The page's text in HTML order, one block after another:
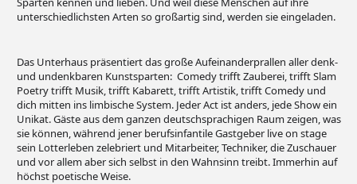
unterschiedlichsten Arten so großartig sind, werden sie eingeladen.
Das Unterhaus präsentiert das große Aufeinanderprallen aller denk-
und undenkbaren Kunstsparten: Comedy trifft Zauberei, trifft Slam
Poetry trifft Musik, trifft Kabarett, trifft Artistik, trifft Comedy und
dich mitten ins limbische System. Jeder Act ist anders, jede Show ein
Unikat. Gäste aus dem ganzen deutschsprachigen Raum zeigen, was
sie können, während jener berufsinfantile Gastgeber live on stage
sein Lotterleben zelebriert und Mitarbeiter, Techniker, die Zuschauer
und vor allem aber sich selbst in den Wahnsinn treibt. Immerhin auf
höchst poetische Weise.